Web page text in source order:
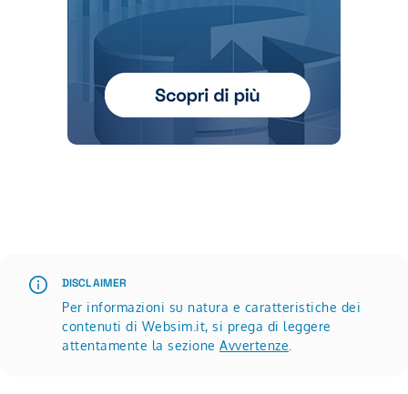
DISCLAIMER
Per informazioni su natura e caratteristiche dei
contenuti di Websim.it, si prega di leggere
attentamente la sezione Avvertenze